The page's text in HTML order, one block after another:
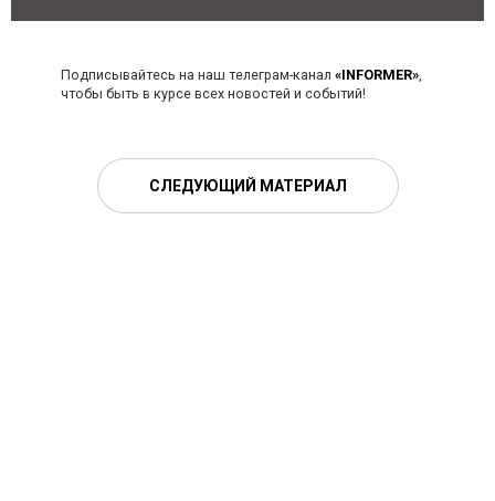
Подписывайтесь на наш телеграм-канал «INFORMER»,
чтобы быть в курсе всех новостей и событий!
СЛЕДУЮЩИЙ МАТЕРИАЛ